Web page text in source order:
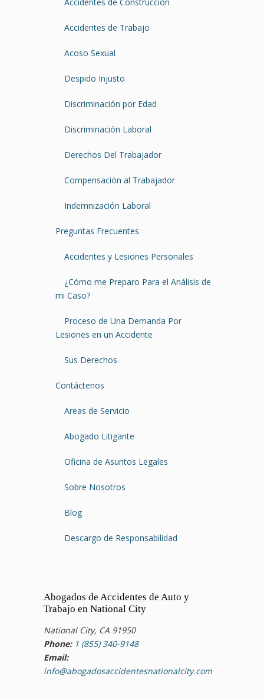
Accidentes de Construcción
Accidentes de Trabajo
Acoso Sexual
Despido Injusto
Discriminación por Edad
Discriminación Laboral
Derechos Del Trabajador
Compensación al Trabajador
Indemnización Laboral
Preguntas Frecuentes
Accidentes y Lesiones Personales
¿Cómo me Preparo Para el Análisis de
mi Caso?
Proceso de Una Demanda Por
Lesiones en un Accidente
Sus Derechos
Contáctenos
Areas de Servicio
Abogado Litigante
Oficina de Asuntos Legales
Sobre Nosotros
Blog
Descargo de Responsabilidad
Abogados de Accidentes de Auto y
Trabajo en National City
National City, CA 91950
Phone: 1 (855) 340-9148
Email:
info@abogadosaccidentesnationalcity.com